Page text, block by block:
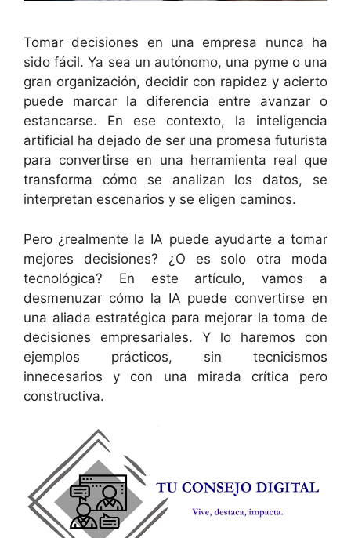
Tomar decisiones en una empresa nunca ha
sido fácil. Ya sea un autónomo, una pyme o una
gran organización, decidir con rapidez y acierto
puede marcar la diferencia entre avanzar o
estancarse. En ese contexto, la inteligencia
artificial ha dejado de ser una promesa futurista
para convertirse en una herramienta real que
transforma cómo se analizan los datos, se
interpretan escenarios y se eligen caminos.
Pero ¿realmente la IA puede ayudarte a tomar
mejores decisiones? ¿O es solo otra moda
tecnológica? En este artículo, vamos a
desmenuzar cómo la IA puede convertirse en
una aliada estratégica para mejorar la toma de
decisiones empresariales. Y lo haremos con
ejemplos prácticos, sin tecnicismos
innecesarios y con una mirada crítica pero
constructiva.